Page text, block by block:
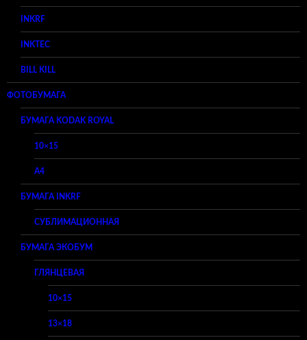
INKRF
INKTEC
BILL KILL
ФОТОБУМАГА
БУМАГА KODAK ROYAL
10×15
A4
БУМАГА INKRF
СУБЛИМАЦИОННАЯ
БУМАГА ЭКОБУМ
ГЛЯНЦЕВАЯ
10×15
13×18